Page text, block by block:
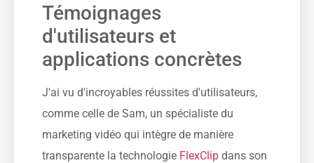
Témoignages
d'utilisateurs et
applications concrètes
J'ai vu d'incroyables réussites d'utilisateurs,
comme celle de Sam, un spécialiste du
marketing vidéo qui intègre de manière
transparente la technologie FlexClip dans son